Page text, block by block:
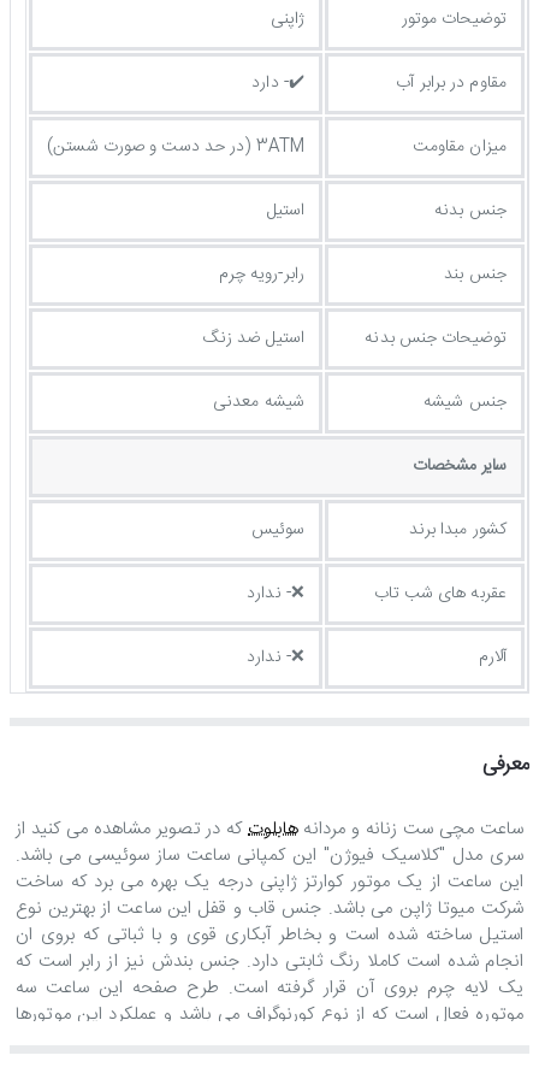
توضیحات موتور ژاپنی
مقاوم در برابر آب ✔️- دارد
میزان مقاومت 3ATM (در حد دست و صورت شستن)
جنس بدنه استیل
جنس بند رابر-رویه چرم
توضيحات جنس بدنه استیل ضد زنگ
جنس شیشه شیشه معدنی
ساير مشخصات
کشور مبدا برند سوئیس
عقربه های شب تاب ❌- ندارد
آلارم ❌- ندارد
معرفی
ساعت مچی ست زنانه و مردانههابلوتکه در تصویر مشاهده می کنید از
سری مدل "کلاسیک فیوژن" این کمپانی ساعت ساز سوئیسی می باشد.
این ساعت از یک موتور کوارتز ژاپنی درجه یک بهره می برد که ساخت
شرکت میوتا ژاپن می باشد. جنس قاب و قفل این ساعت از بهترین نوع
استیل ساخته شده است و بخاطر آبکاری قوی و با ثباتی که بروی ان
انجام شده است کاملا رنگ ثابتی دارد. جنس بندش نیز از رابر است که
یک لایه چرم بروی آن قرار گرفته است. طرح صفحه این ساعت سه
موتوره فعال است که از نوع کورنوگراف می باشد و عملکرد این موتورها